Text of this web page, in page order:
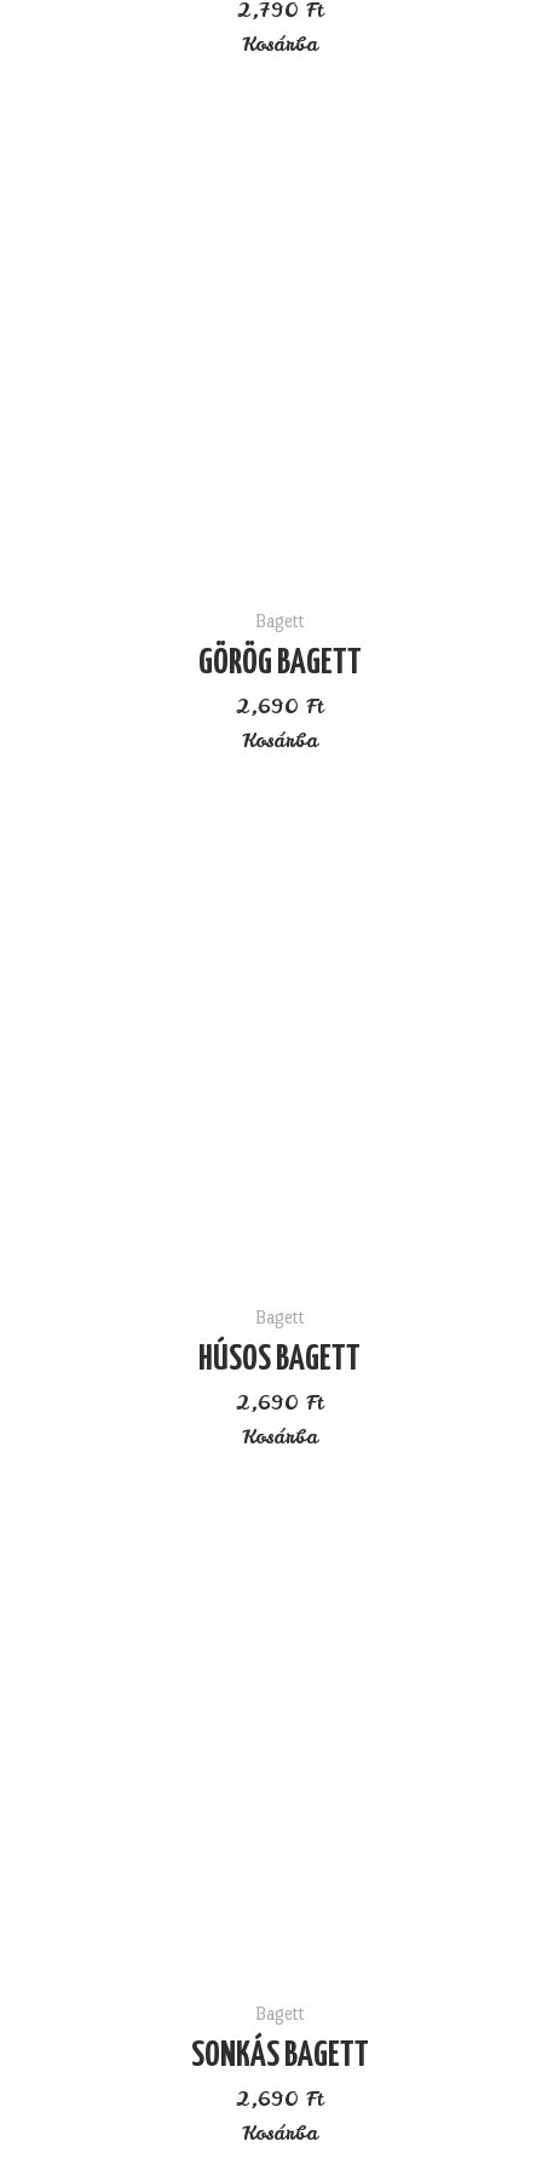
2,790 Ft
Kosárba
Bagett
GÖRÖG BAGETT
2,690 Ft
Kosárba
Bagett
HÚSOS BAGETT
2,690 Ft
Kosárba
Bagett
SONKÁS BAGETT
2,690 Ft
Kosárba